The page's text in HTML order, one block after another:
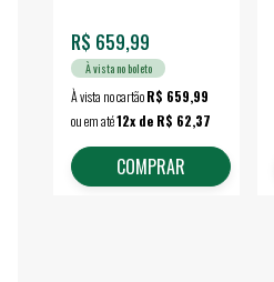
R$ 659,99
À vista no boleto
À vista no cartãoR$ 659,99
ou em até12x de R$ 62,37
COMPRAR